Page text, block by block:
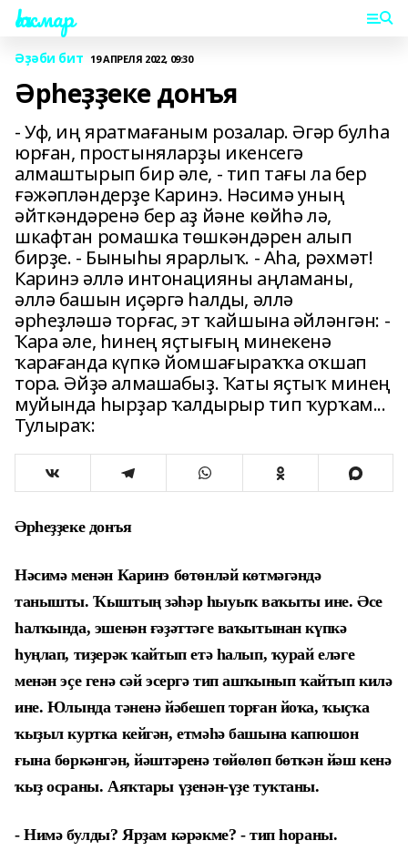
Һаҡмар
Әҙәби бит 19 АПРЕЛЯ 2022, 09:30
Әрһеҙҙеке донъя
- Уф, иң яратмағаным розалар. Әгәр булһа
юрған, простыняларҙы икенсегә
алмаштырып бир әле, - тип тағы ла бер
ғәжәпләндерҙе Каринэ. Нәсимә уның
әйткәндәренә бер аҙ йәне көйһә лә,
шкафтан ромашка төшкәндәрен алып
бирҙе. - Быныһы ярарлыҡ. - Аһа, рәхмәт!
Каринэ әллә интонацияны аңламаны,
әллә башын иҫәргә һалды, әллә
әрһеҙләшә торғас, эт ҡайшына әйләнгән: -
Ҡара әле, һинең яҫтығың минекенә
ҡарағанда күпкә йомшағыраҡҡа оҡшап
тора. Әйҙә алмашабыҙ. Ҡаты яҫтыҡ минең
муйында һырҙар ҡалдырыр тип ҡурҡам...
Тулыраҡ:
Әрһеҙҙеке донъя
Нәсимә менән Каринэ бөтөнләй көтмәгәндә
танышты. Ҡыштың зәһәр һыуыҡ ваҡыты ине. Әсе
һалҡында, эшенән ғәҙәттәге ваҡытынан күпкә
һуңлап, тиҙерәк ҡайтып етә һалып, ҡурай еләге
менән эҫе генә сәй эсергә тип ашҡынып ҡайтып килә
ине. Юлында тәненә йәбешеп торған йоҡа, ҡыҫҡа
ҡыҙыл куртка кейгән, етмәһә башына капюшон
ғына бөркәнгән, йәштәренә төйөлөп бөткән йәш кенә
ҡыҙ осраны. Аяҡтары үҙенән-үҙе туҡтаны.
- Нимә булды? Ярҙам кәрәкме? - тип һораны.